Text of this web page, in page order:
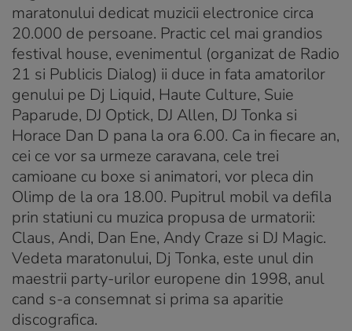
maratonului dedicat muzicii electronice circa
20.000 de persoane. Practic cel mai grandios
festival house, evenimentul (organizat de Radio
21 si Publicis Dialog) ii duce in fata amatorilor
genului pe Dj Liquid, Haute Culture, Suie
Paparude, DJ Optick, DJ Allen, DJ Tonka si
Horace Dan D pana la ora 6.00. Ca in fiecare an,
cei ce vor sa urmeze caravana, cele trei
camioane cu boxe si animatori, vor pleca din
Olimp de la ora 18.00. Pupitrul mobil va defila
prin statiuni cu muzica propusa de urmatorii:
Claus, Andi, Dan Ene, Andy Craze si DJ Magic.
Vedeta maratonului, Dj Tonka, este unul din
maestrii party-urilor europene din 1998, anul
cand s-a consemnat si prima sa aparitie
discografica.